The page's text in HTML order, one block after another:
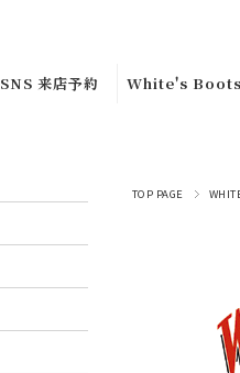
SNS 来店予約
Mail
White's Boots
ﾀﾞｰ
In-stock在庫
TOP PAGE